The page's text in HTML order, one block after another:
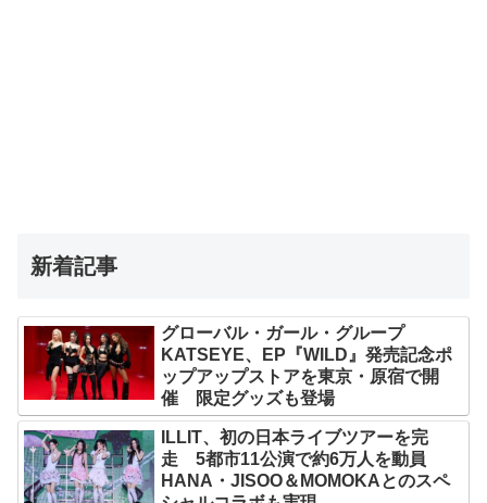
新着記事
グローバル・ガール・グループ
KATSEYE、EP『WILD』発売記念ポ
ップアップストアを東京・原宿で開
催 限定グッズも登場
ILLIT、初の日本ライブツアーを完
走 5都市11公演で約6万人を動員
HANA・JISOO＆MOMOKAとのスペ